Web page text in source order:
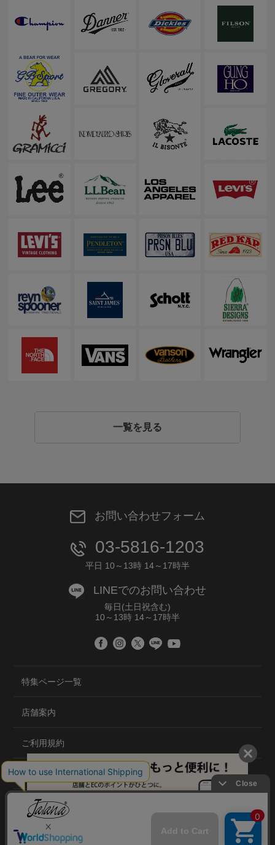
一覧を見る
お問い合わせフォーム
03-5816-1203
平日 10～13時 14～17時半
LINEでのお問い合わせ
毎日(土日祝含む)
10～13時 14～17時半
特集ページ一覧
店舗案内
ご利用規約
プライバシーポリシー
特定商取引法について
会社概要